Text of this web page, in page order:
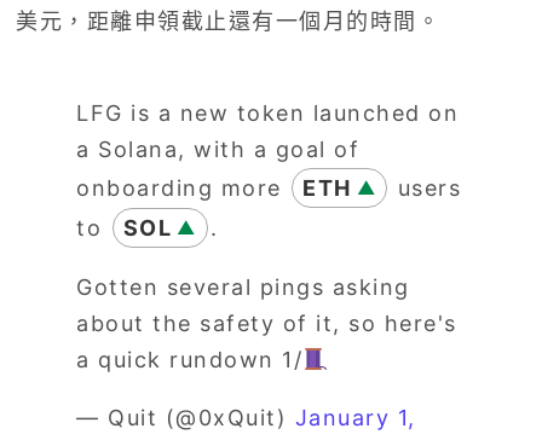
美元，距離申領截止還有一個月的時間。
LFG is a new token launched on
a Solana, with a goal of
onboarding more
ETH ▲
users
to
SOL ▲ .
Gotten several pings asking
about the safety of it, so here's
a quick rundown 1/
— Quit (@0xQuit) January 1,